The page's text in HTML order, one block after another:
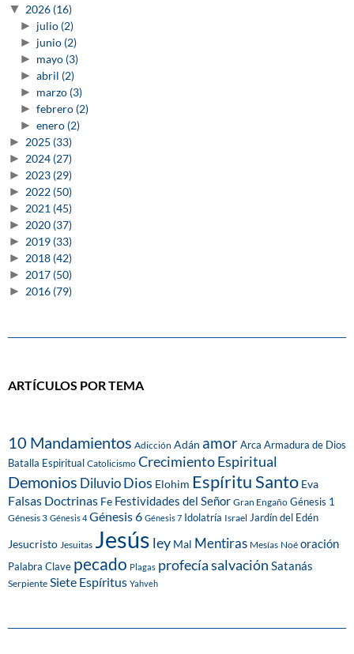
▼ 2026 (16)
► julio (2)
► junio (2)
► mayo (3)
► abril (2)
► marzo (3)
► febrero (2)
► enero (2)
► 2025 (33)
► 2024 (27)
► 2023 (29)
► 2022 (50)
► 2021 (45)
► 2020 (37)
► 2019 (33)
► 2018 (42)
► 2017 (50)
► 2016 (79)
ARTÍCULOS POR TEMA
10 Mandamientos Adicción Adán amorArca Armadura de Dios
Batalla Espiritual Catolicismo Crecimiento Espiritual
Demonios DiluvioDios Elohim Espíritu Santo Eva
Falsas Doctrinas Fe Festividades del Señor Gran Engaño Génesis 1
Génesis 3 Génesis 4 Génesis 6 Génesis 7 Idolatría Israel Jardín del Edén
Jesucristo Jesuitas Jesús ley Mal Mentiras Mesías Noé oración
Palabra Clave pecado Plagas profecíasalvación Satanás
Serpiente Siete Espíritus Yahveh